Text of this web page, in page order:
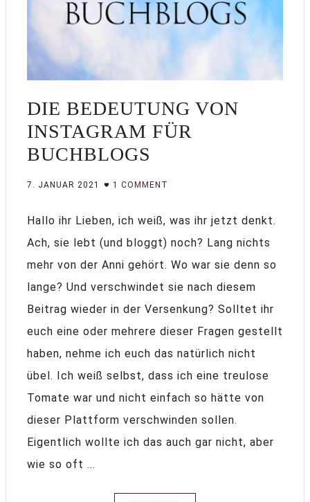
DIE BEDEUTUNG VON
INSTAGRAM FÜR
BUCHBLOGS
7. JANUAR 2021 1 COMMENT
Hallo ihr Lieben, ich weiß, was ihr jetzt denkt.
Ach, sie lebt (und bloggt) noch? Lang nichts
mehr von der Anni gehört. Wo war sie denn so
lange? Und verschwindet sie nach diesem
Beitrag wieder in der Versenkung? Solltet ihr
euch eine oder mehrere dieser Fragen gestellt
haben, nehme ich euch das natürlich nicht
übel. Ich weiß selbst, dass ich eine treulose
Tomate war und nicht einfach so hätte von
dieser Plattform verschwinden sollen.
Eigentlich wollte ich das auch gar nicht, aber
wie so oft ...